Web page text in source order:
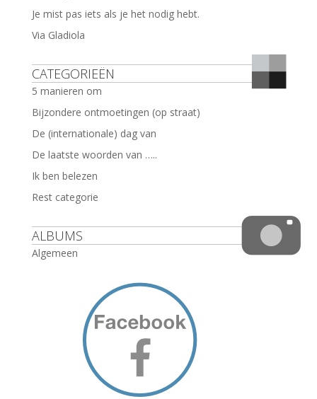
Je mist pas iets als je het nodig hebt.
Via Gladiola
CATEGORIEËN
5 manieren om
Bijzondere ontmoetingen (op straat)
De (internationale) dag van
De laatste woorden van …..
Ik ben belezen
Rest categorie
ALBUMS
Algemeen